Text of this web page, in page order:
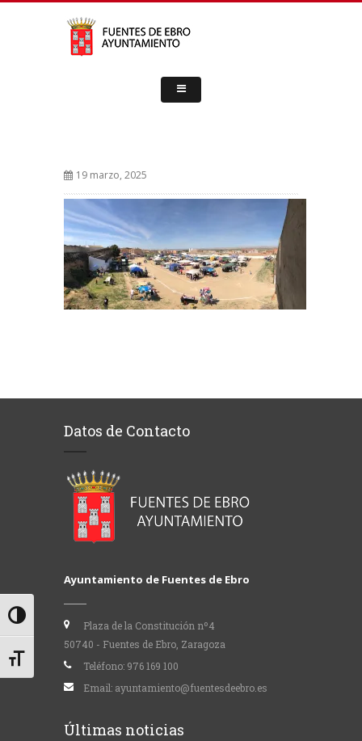
Alternar alto contraste
Alternar tamaño de letra
19 marzo, 2025
Datos de Contacto
Ayuntamiento de Fuentes de Ebro
Plaza de la Constitución nº4
50740 - Fuentes de Ebro, Zaragoza
Teléfono: 976 169 100
Email: ayuntamiento@fuentesdeebro.es
Últimas noticias